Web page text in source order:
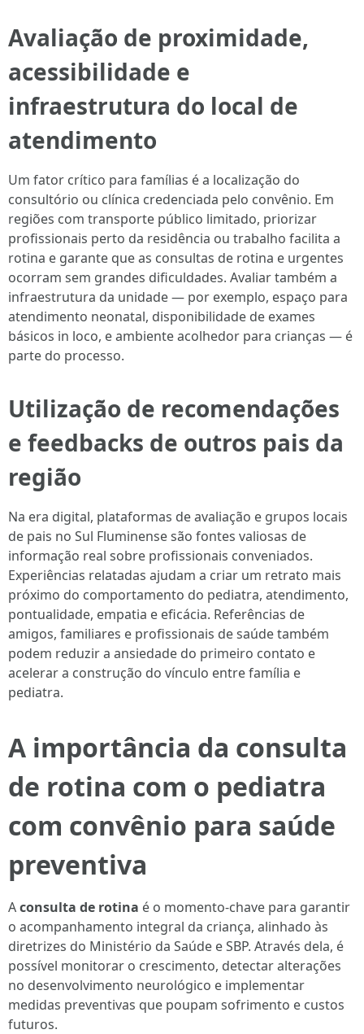
Avaliação de proximidade,
acessibilidade e
infraestrutura do local de
atendimento
Um fator crítico para famílias é a localização do
consultório ou clínica credenciada pelo convênio. Em
regiões com transporte público limitado, priorizar
profissionais perto da residência ou trabalho facilita a
rotina e garante que as consultas de rotina e urgentes
ocorram sem grandes dificuldades. Avaliar também a
infraestrutura da unidade — por exemplo, espaço para
atendimento neonatal, disponibilidade de exames
básicos in loco, e ambiente acolhedor para crianças — é
parte do processo.
Utilização de recomendações
e feedbacks de outros pais da
região
Na era digital, plataformas de avaliação e grupos locais
de pais no Sul Fluminense são fontes valiosas de
informação real sobre profissionais conveniados.
Experiências relatadas ajudam a criar um retrato mais
próximo do comportamento do pediatra, atendimento,
pontualidade, empatia e eficácia. Referências de
amigos, familiares e profissionais de saúde também
podem reduzir a ansiedade do primeiro contato e
acelerar a construção do vínculo entre família e
pediatra.
A importância da consulta
de rotina com o pediatra
com convênio para saúde
preventiva
Aconsulta de rotina é o momento-chave para garantir
o acompanhamento integral da criança, alinhado às
diretrizes do Ministério da Saúde e SBP. Através dela, é
possível monitorar o crescimento, detectar alterações
no desenvolvimento neurológico e implementar
medidas preventivas que poupam sofrimento e custos
futuros.